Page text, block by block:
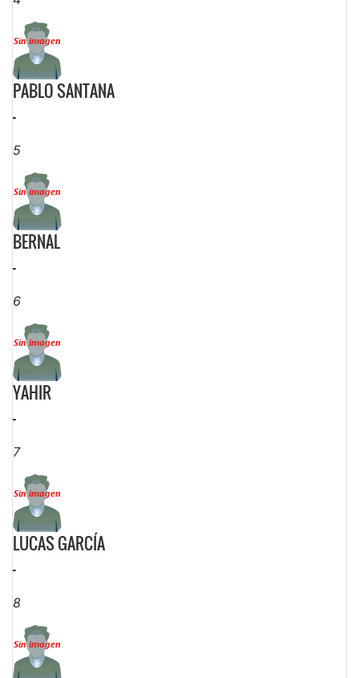
PABLO SANTANA
-
5
BERNAL
-
6
YAHIR
-
7
LUCAS GARCÍA
-
8